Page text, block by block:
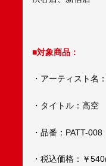
■対象商品：
・アーティスト名
・タイトル：高空
・品番：PATT-008
・税込価格：￥